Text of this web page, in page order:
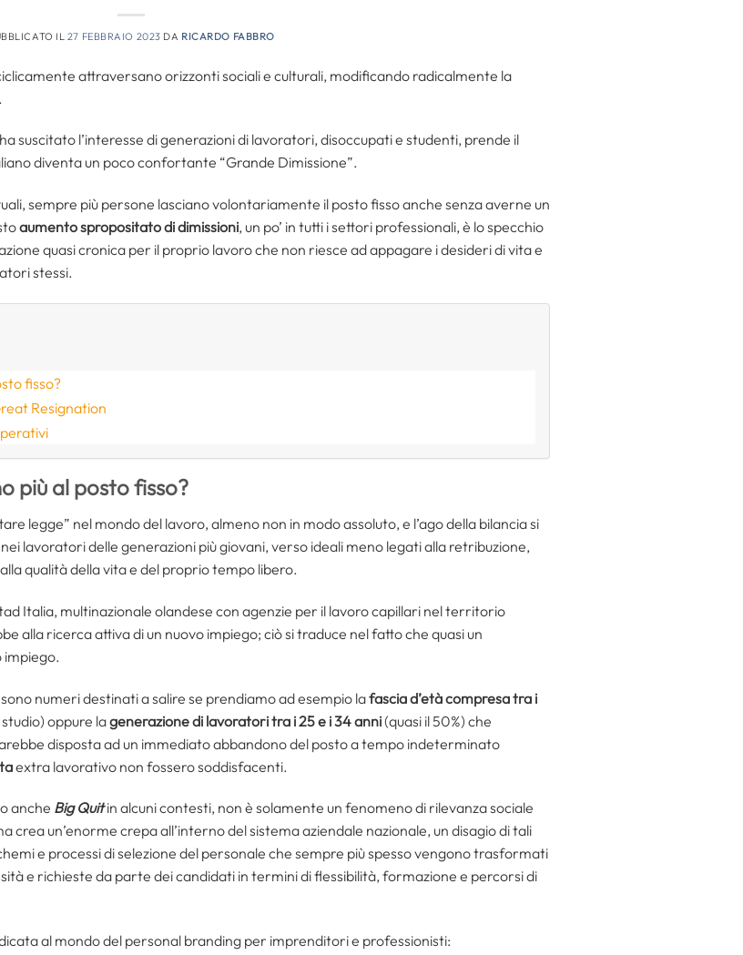
IL 27 FEBBRAIO 2023 DA RICARDO FABBRO
attraversano orizzonti sociali e culturali, modificando radicalmente la
suscitato l’interesse di generazioni di lavoratori, disoccupati e studenti, prende il
diventa un poco confortante “Grande Dimissione”.
sempre più persone lasciano volontariamente il posto fisso anche senza averne un
aumento spropositato di dimissioni, un po’ in tutti i settori professionali, è lo specchio
quasi cronica per il proprio lavoro che non riesce ad appagare i desideri di vita e
stessi.
fisso?
Resignation
più al posto fisso?
legge” nel mondo del lavoro, almeno non in modo assoluto, e l’ago della bilancia si
lavoratori delle generazioni più giovani, verso ideali meno legati alla retribuzione,
qualità della vita e del proprio tempo libero.
Italia, multinazionale olandese con agenzie per il lavoro capillari nel territorio
alla ricerca attiva di un nuovo impiego; ciò si traduce nel fatto che quasi un
impiego.
numeri destinati a salire se prendiamo ad esempio lafascia d’età compresa tra i
oppure lagenerazione di lavoratori tra i 25 e i 34 anni(quasi il 50%) che
disposta ad un immediato abbandono del posto a tempo indeterminato
extra lavorativo non fossero soddisfacenti.
anche Big Quit in alcuni contesti, non è solamente un fenomeno di rilevanza sociale
crea un’enorme crepa all’interno del sistema aziendale nazionale, un disagio di tali
e processi di selezione del personale che sempre più spesso vengono trasformati
e richieste da parte dei candidati in termini di flessibilità, formazione e percorsi di
al mondo del personal branding per imprenditori e professionisti: